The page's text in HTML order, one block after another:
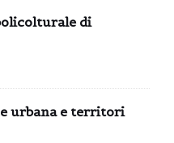
di
urbana e territori